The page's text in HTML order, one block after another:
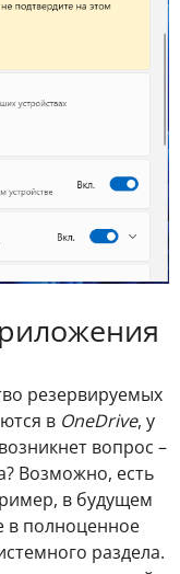
резервируемых
в OneDrive, у
вопрос –
Возможно, есть
в будущем
в полноценное
раздела.